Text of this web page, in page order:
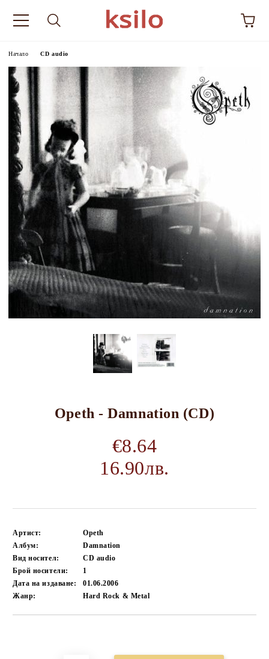
Начало CD audio
Opeth - Damnation (CD)
€8.64
16.90лв.
Артист:
Opeth
Албум:
Damnation
Вид носител:
CD audio
Брой носители:
1
Дата на издаване:
01.06.2006
Жанр:
Hard Rock & Metal